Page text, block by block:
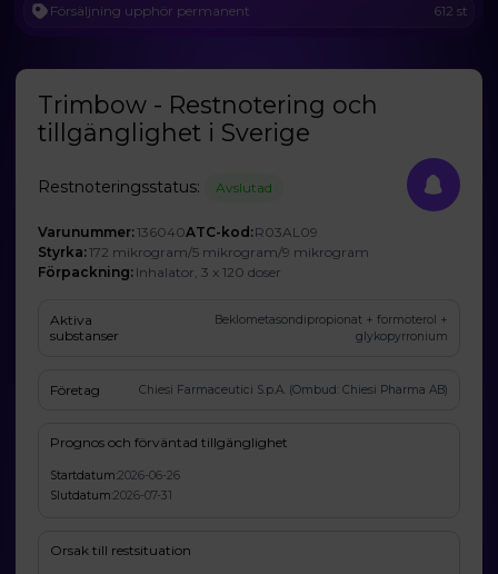
Försäljning upphör permanent 612 st
Trimbow - Restnotering och
tillgänglighet i Sverige
Restnoteringsstatus: Avslutad
Varunummer:136040ATC-kod:R03AL09
Styrka:172 mikrogram/5 mikrogram/9 mikrogram
Förpackning: Inhalator, 3 x 120 doser
Aktiva
substanser
Beklometasondipropionat + formoterol +
glykopyrronium
Företag Chiesi Farmaceutici S.p.A. (Ombud: Chiesi Pharma AB)
Prognos och förväntad tillgänglighet
Startdatum:2026-06-26
Slutdatum:2026-07-31
Orsak till restsituation